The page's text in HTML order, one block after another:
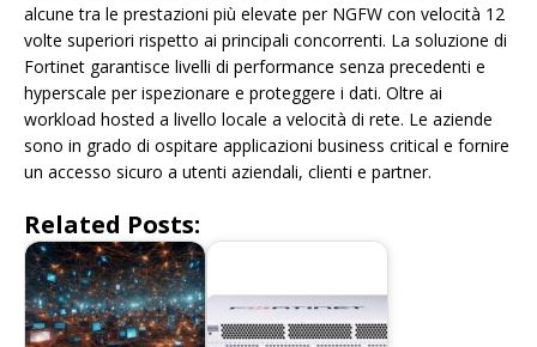
alcune tra le prestazioni più elevate per NGFW con velocità 12
volte superiori rispetto ai principali concorrenti. La soluzione di
Fortinet garantisce livelli di performance senza precedenti e
hyperscale per ispezionare e proteggere i dati. Oltre ai
workload hosted a livello locale a velocità di rete. Le aziende
sono in grado di ospitare applicazioni business critical e fornire
un accesso sicuro a utenti aziendali, clienti e partner.
Related Posts: